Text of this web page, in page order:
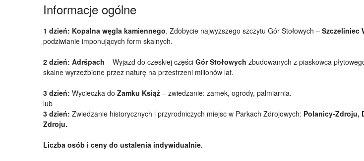
Informacje ogólne
1 dzień: Kopalna węgla kamiennego. Zdobycie najwyższego szczytu Gór Stołowych – Szczeliniec
podziwianie imponujących form skalnych.
2 dzień: Adršpach – Wyjazd do czeskiej części Gór Stołowych zbudowanych z piaskowca
skalne wyrzeźbione przez naturę na przestrzeni milionów lat.
3 dzień: Wycieczka do Zamku Książ – zwiedzanie: zamek, ogrody, palmiarnia.
lub
3 dzień: Zwiedzanie historycznych i przyrodniczych miejsc w Parkach Zdrojowych: Polanicy-Zdroju,
Zdroju.
Liczba osób i ceny do ustalenia indywidualnie.